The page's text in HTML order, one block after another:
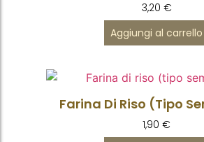
3,20 €
Aggiungi al carrello
Farina Di Riso (tipo
1,90 €